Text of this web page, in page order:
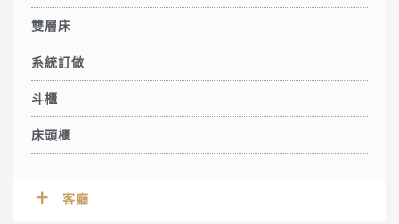
雙層床
系統訂做
斗櫃
床頭櫃
客廳